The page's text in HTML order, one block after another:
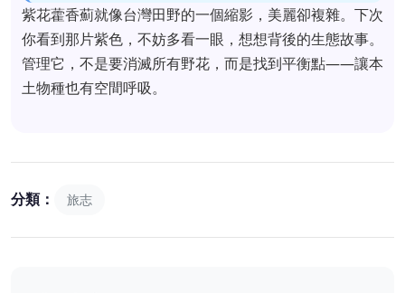
紫花藿香薊就像台灣田野的一個縮影，美麗卻複雜。下次
你看到那片紫色，不妨多看一眼，想想背後的生態故事。
管理它，不是要消滅所有野花，而是找到平衡點——讓本
土物種也有空間呼吸。
分類： 旅志